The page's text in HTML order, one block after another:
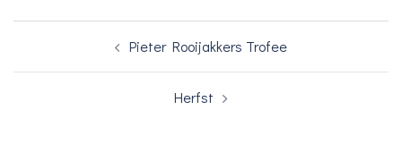
Pieter Rooijakkers Trofee
Herfst